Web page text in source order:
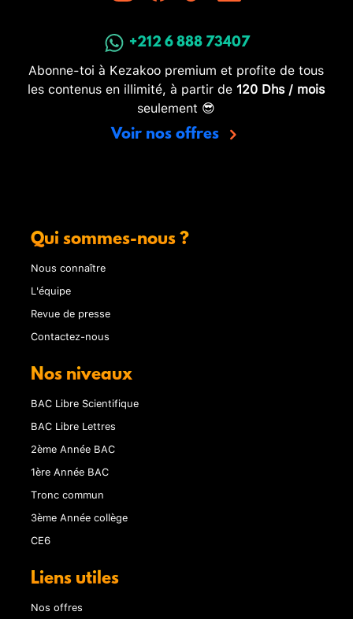
+212 6 888 73407
Abonne-toi à Kezakoo premium et profite de tous
les contenus en illimité, à partir de 120 Dhs / mois
seulement 😎
Voir nos offres
Qui sommes-nous ?
Nous connaître
L'équipe
Revue de presse
Contactez-nous
Nos niveaux
BAC Libre Scientifique
BAC Libre Lettres
2ème Année BAC
1ère Année BAC
Tronc commun
3ème Année collège
CE6
Liens utiles
Nos offres